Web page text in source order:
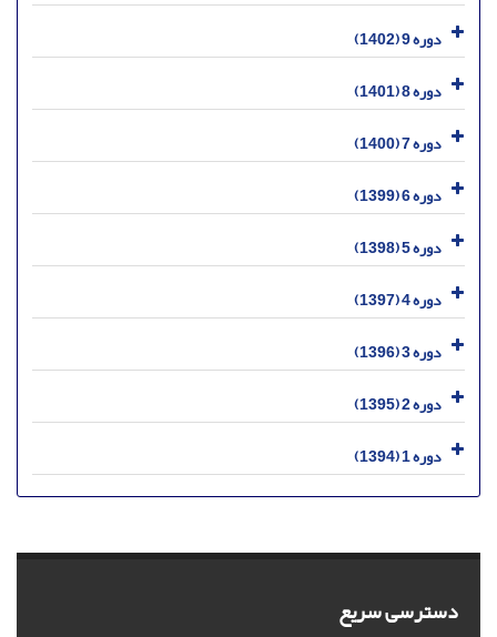
دوره 9 (1402)
دوره 8 (1401)
دوره 7 (1400)
دوره 6 (1399)
دوره 5 (1398)
دوره 4 (1397)
دوره 3 (1396)
دوره 2 (1395)
دوره 1 (1394)
دسترسی سریع